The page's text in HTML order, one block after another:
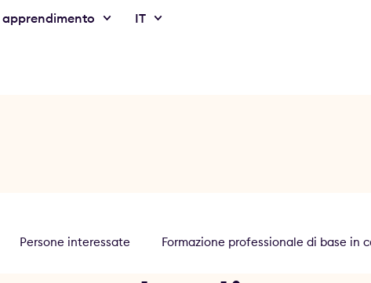
IT
Persone interessate Formazione professionale di base in